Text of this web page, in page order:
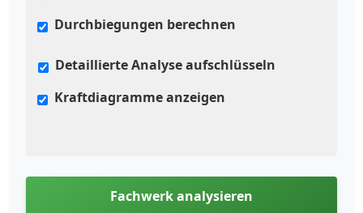
Durchbiegungen berechnen
Detaillierte Analyse aufschlüsseln
Kraftdiagramme anzeigen
Fachwerk analysieren